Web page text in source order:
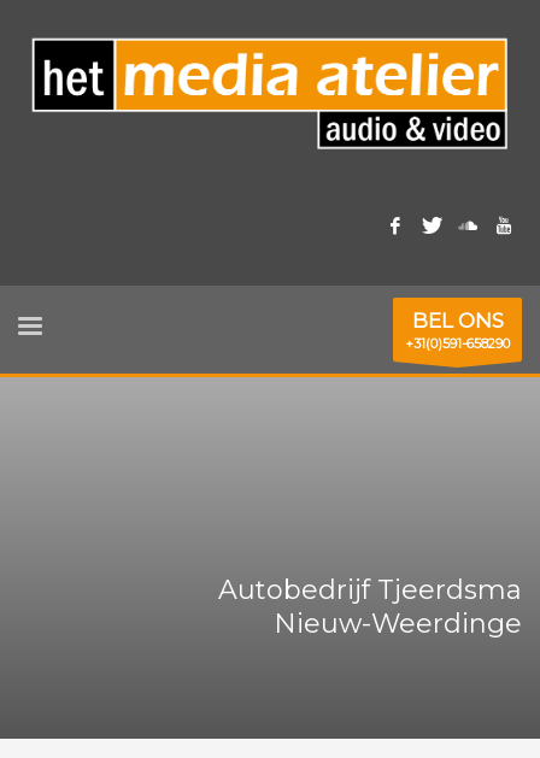
BEL ONS
+31(0)591-658290
Autobedrijf Tjeerdsma
Nieuw-Weerdinge